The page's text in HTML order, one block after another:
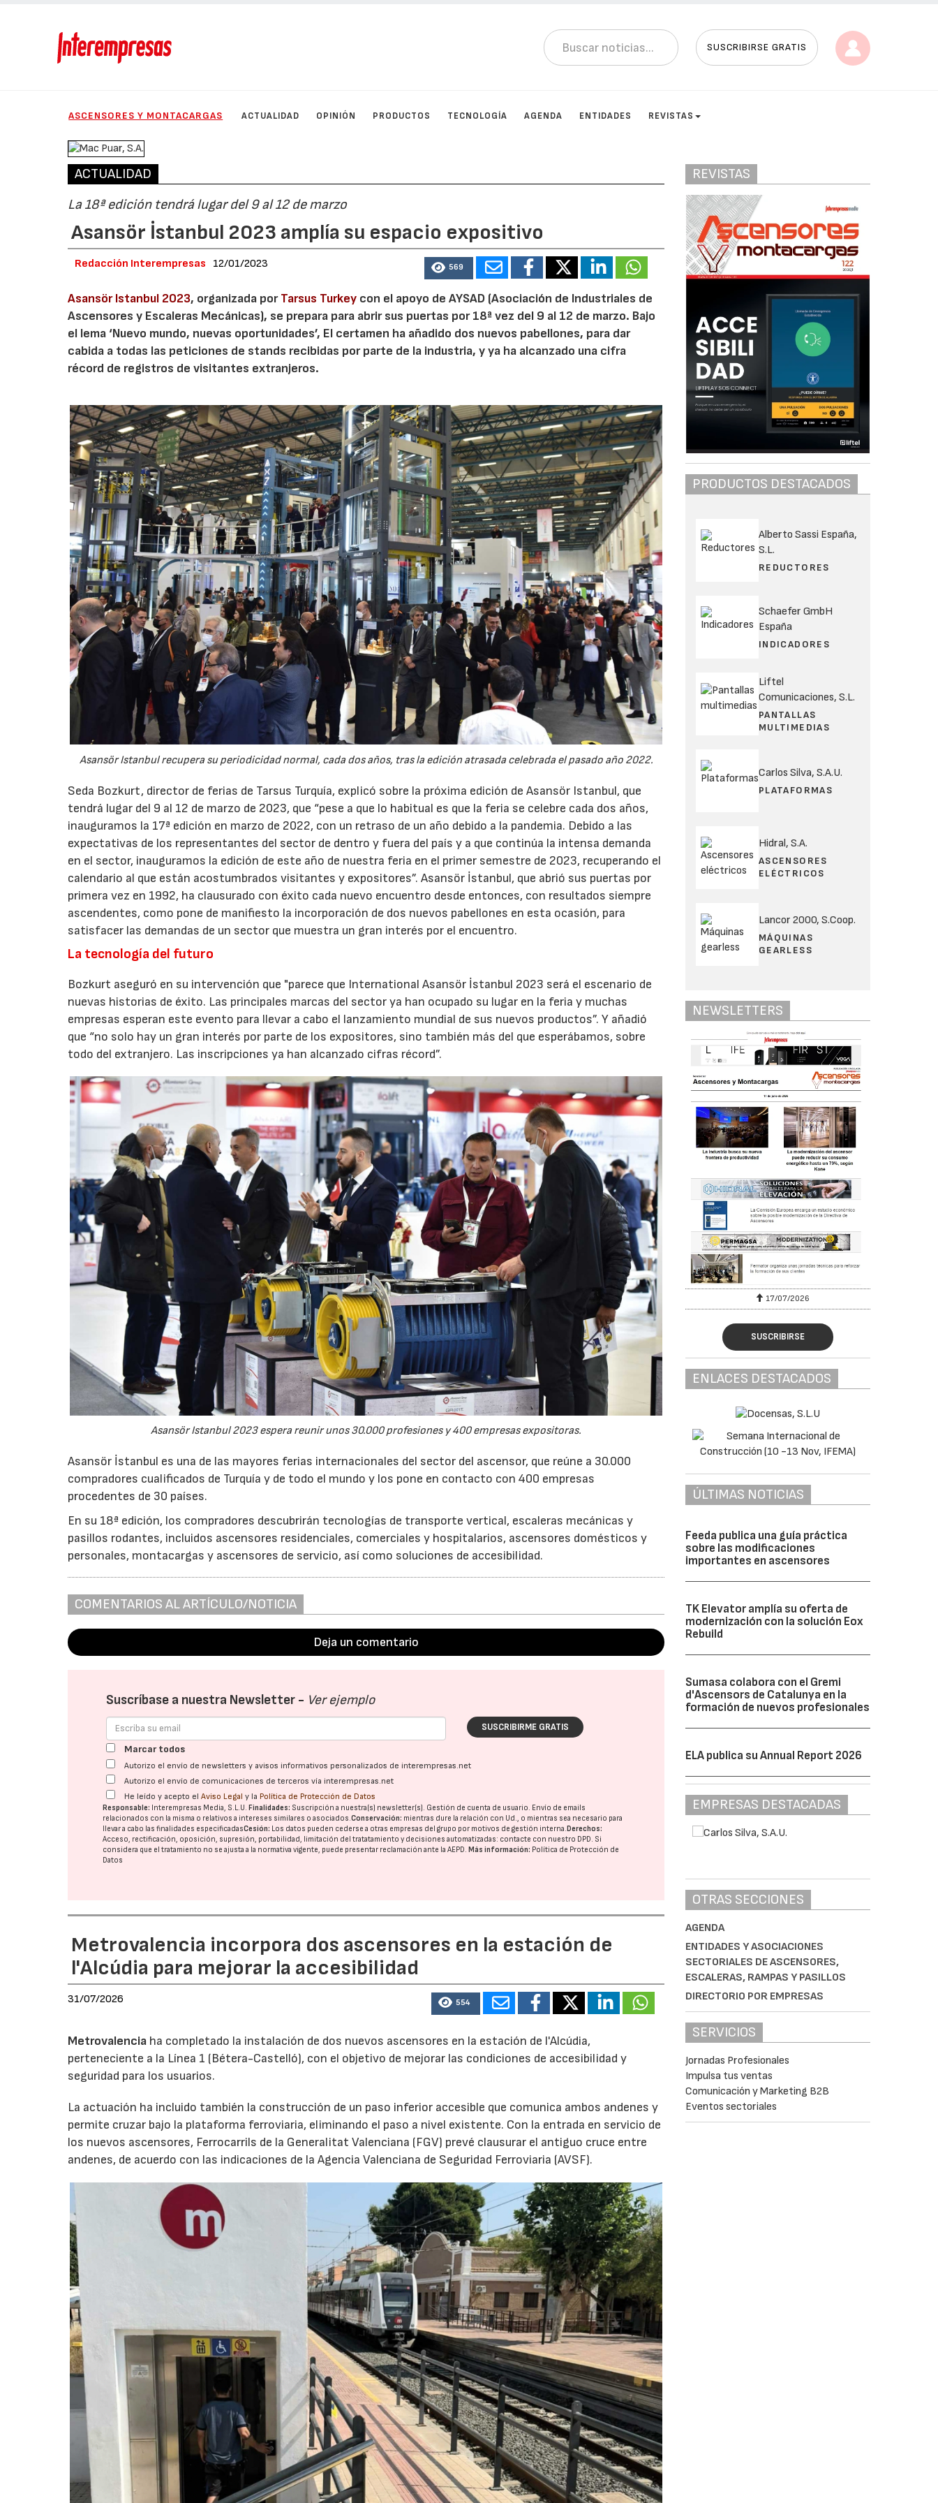
SUSCRIBIRSE GRATIS
ASCENSORES Y MONTACARGAS ACTUALIDAD OPINIÓN PRODUCTOS TECNOLOGÍA AGENDA ENTIDADES REVISTAS
ACTUALIDAD
La 18ª edición tendrá lugar del 9 al 12 de marzo
Asansör İstanbul 2023 amplía su espacio expositivo
Redacción Interempresas 12/01/2023 569
Asansör Istanbul 2023, organizada porTarsus Turkey con el apoyo de AYSAD (Asociación de Industriales de
Ascensores y Escaleras Mecánicas), se prepara para abrir sus puertas por 18ª vez del 9 al 12 de marzo. Bajo
el lema ‘Nuevo mundo, nuevas oportunidades’, El certamen ha añadido dos nuevos pabellones, para dar
cabida a todas las peticiones de stands recibidas por parte de la industria, y ya ha alcanzado una cifra
récord de registros de visitantes extranjeros.
Asansör Istanbul recupera su periodicidad normal, cada dos años, tras la edición atrasada celebrada el pasado año 2022.
Seda Bozkurt, director de ferias de Tarsus Turquía, explicó sobre la próxima edición de Asansör Istanbul, que
tendrá lugar del 9 al 12 de marzo de 2023, que “pese a que lo habitual es que la feria se celebre cada dos años,
inauguramos la 17ª edición en marzo de 2022, con un retraso de un año debido a la pandemia. Debido a las
expectativas de los representantes del sector de dentro y fuera del país y a que continúa la intensa demanda
en el sector, inauguramos la edición de este año de nuestra feria en el primer semestre de 2023, recuperando el
calendario al que están acostumbrados visitantes y expositores”. Asansör İstanbul, que abrió sus puertas por
primera vez en 1992, ha clausurado con éxito cada nuevo encuentro desde entonces, con resultados siempre
ascendentes, como pone de manifiesto la incorporación de dos nuevos pabellones en esta ocasión, para
satisfacer las demandas de un sector que muestra un gran interés por el encuentro.
La tecnología del futuro
Bozkurt aseguró en su intervención que "parece que International Asansör İstanbul 2023 será el escenario de
nuevas historias de éxito. Las principales marcas del sector ya han ocupado su lugar en la feria y muchas
empresas esperan este evento para llevar a cabo el lanzamiento mundial de sus nuevos productos”. Y añadió
que “no solo hay un gran interés por parte de los expositores, sino también más del que esperábamos, sobre
todo del extranjero. Las inscripciones ya han alcanzado cifras récord”.
Asansör Istanbul 2023 espera reunir unos 30.000 profesiones y 400 empresas expositoras.
Asansör İstanbul es una de las mayores ferias internacionales del sector del ascensor, que reúne a 30.000
compradores cualificados de Turquía y de todo el mundo y los pone en contacto con 400 empresas
procedentes de 30 países.
En su 18ª edición, los compradores descubrirán tecnologías de transporte vertical, escaleras mecánicas y
pasillos rodantes, incluidos ascensores residenciales, comerciales y hospitalarios, ascensores domésticos y
personales, montacargas y ascensores de servicio, así como soluciones de accesibilidad.
COMENTARIOS AL ARTÍCULO/NOTICIA
Deja un comentario
Suscríbase a nuestra Newsletter - Ver ejemplo
SUSCRIBIRME GRATIS
Marcar todos
Autorizo el envío de newsletters y avisos informativos personalizados de interempresas.net
Autorizo el envío de comunicaciones de terceros vía interempresas.net
He leído y acepto elAviso Legal y la Política de Protección de Datos
Responsable: Interempresas Media, S.L.U.Finalidades: Suscripción a nuestra(s) newsletter(s). Gestión de cuenta de usuario. Envío de emails
relacionados con la misma o relativos a intereses similares o asociados.Conservación: mientras dure la relación con Ud., o mientras sea necesario para
llevar a cabo las finalidades especificadasCesión: Los datos pueden cederse a otras empresas del grupo por motivos de gestión interna.Derechos:
Acceso, rectificación, oposición, supresión, portabilidad, limitación del tratatamiento y decisiones automatizadas: contacte con nuestro DPD. Si
considera que el tratamiento no se ajusta a la normativa vigente, puede presentar reclamación ante laAEPD.Más información: Política de Protección de
Datos
Metrovalencia incorpora dos ascensores en la estación de
l'Alcúdia para mejorar la accesibilidad
31/07/2026 554
Metrovalencia ha completado la instalación de dos nuevos ascensores en la estación de l'Alcúdia,
perteneciente a la Línea 1 (Bétera-Castelló), con el objetivo de mejorar las condiciones de accesibilidad y
seguridad para los usuarios.
La actuación ha incluido también la construcción de un paso inferior accesible que comunica ambos andenes y
permite cruzar bajo la plataforma ferroviaria, eliminando el paso a nivel existente. Con la entrada en servicio de
los nuevos ascensores, Ferrocarrils de la Generalitat Valenciana (FGV) prevé clausurar el antiguo cruce entre
andenes, de acuerdo con las indicaciones de la Agencia Valenciana de Seguridad Ferroviaria (AVSF).
REVISTAS
PRODUCTOS DESTACADOS
Alberto Sassi España,
S.L.
REDUCTORES
Schaefer GmbH
España
INDICADORES
Liftel
Comunicaciones, S.L.
PANTALLAS
MULTIMEDIAS
Carlos Silva, S.A.U.
PLATAFORMAS
Hidral, S.A.
ASCENSORES
ELÉCTRICOS
Lancor 2000, S.Coop.
MÁQUINAS
GEARLESS
NEWSLETTERS
17/07/2026 31/07/2026 17/07/2026
SUSCRIBIRSE
ENLACES DESTACADOS
ÚLTIMAS NOTICIAS
Feeda publica una guía práctica
sobre las modificaciones
importantes en ascensores
TK Elevator amplía su oferta de
modernización con la solución Eox
Rebuild
Sumasa colabora con el Gremi
d'Ascensors de Catalunya en la
formación de nuevos profesionales
ELA publica su Annual Report 2026
EMPRESAS DESTACADAS
OTRAS SECCIONES
AGENDA
ENTIDADES Y ASOCIACIONES
SECTORIALES DE ASCENSORES,
ESCALERAS, RAMPAS Y PASILLOS
DIRECTORIO POR EMPRESAS
SERVICIOS
Jornadas Profesionales
Impulsa tus ventas
Comunicación y Marketing B2B
Eventos sectoriales